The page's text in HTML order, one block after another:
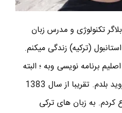
تکنولوژی و مدرس زبان
(ترکیه) زندگی میکنم.
برنامه نویسی وبه ؛ البته
کمی هم برنامه نویسی اندروید بلدم. تقریبا از سال 1383
کردم. به زبان های ترکی